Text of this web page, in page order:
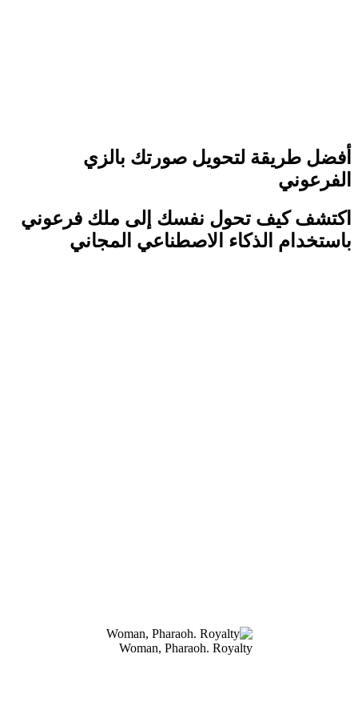
أفضل طريقة لتحويل صورتك بالزي
الفرعوني
اكتشف كيف تحول نفسك إلى ملك فرعوني
باستخدام الذكاء الاصطناعي المجاني
Woman, Pharaoh. Royalty